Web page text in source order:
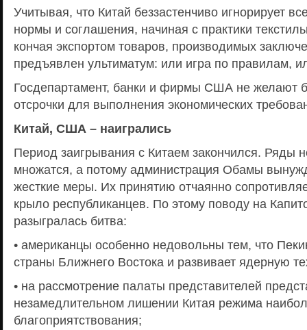
Учитывая, что Китай беззастенчиво игнорирует
нормы и соглашения, начиная с практики
кончая экспортом товаров, производимых
предъявлен ультиматум: или игра по правилам,
Госдепартамент, банки и фирмы США не желают
отсрочки для выполнения экономических
Китай, США – наигрались
Период заигрывания с Китаем закончился. Ряды
множатся, а потому администрация Обамы
жесткие меры. Их принятию отчаянно
крыло республиканцев. По этому поводу на
разыгралась битва:
• американцы особенно недовольны тем, что
страны Ближнего Востока и развивает ядерную
• на рассмотрение палаты представителей
незамедлительном лишении Китая режима
благоприятствования;